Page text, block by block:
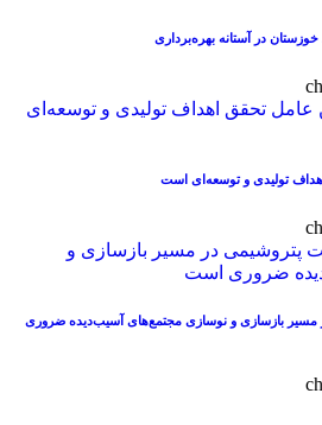
خوزستان در آستانه بهره‌برداری
تولیدی و توسعه‌ای است
مسیر بازسازی و نوسازی مجتمع‌های آسیب‌دیده ضروری